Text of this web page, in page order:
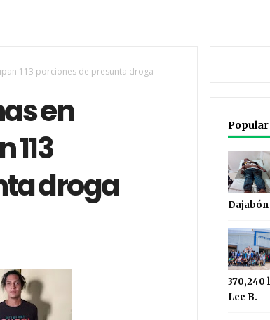
113 porciones de presunta droga
en
droga
Popular
Dajabón
370,240
Lee B.